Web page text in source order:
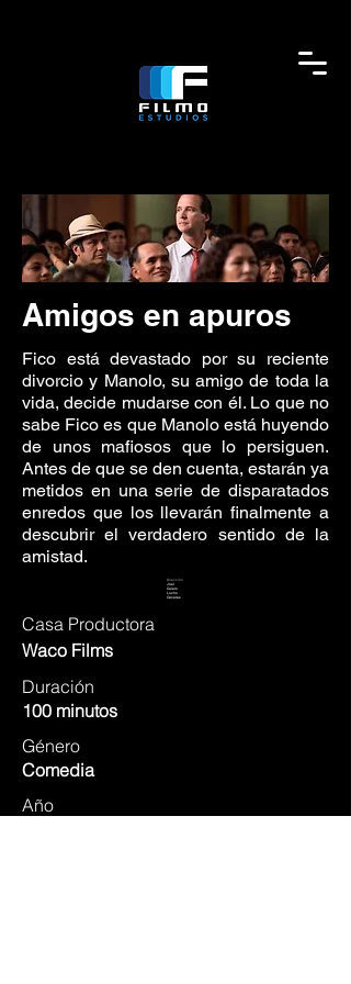
Amigos en apuros
Fico está devastado por su reciente
divorcio y Manolo, su amigo de toda la
vida, decide mudarse con él. Lo que no
sabe Fico es que Manolo está huyendo
de unos mafiosos que lo persiguen.
Antes de que se den cuenta, estarán ya
metidos en una serie de disparatados
enredos que los llevarán finalmente a
descubrir el verdadero sentido de la
amistad.
Dirección
Joel
Calero
Lucho
Cáceres
Casa Productora
Waco Films
Duración
100 minutos
Género
Comedia
Año